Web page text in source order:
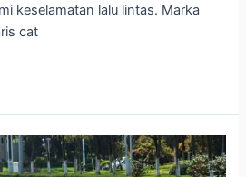
keselamatan lalu lintas. Marka
cat